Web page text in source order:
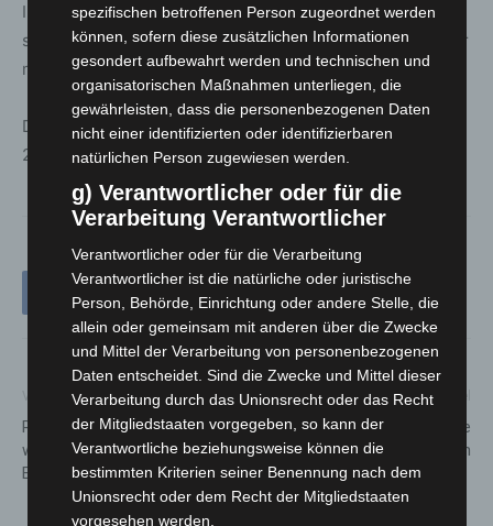
Im Not- und Krankheitsfall müssen die Menschen sich
sicher sein können, dass sie gut versorgt sind. Das ist für
mich eine Frage der Demokratie.“
Die nächste Hauptkonferenz findet am 2. und 3. Juni
2027 in Hessen statt
Vorheriger Artikel
Rolltreppen am Kröpcke
werden erneuert –
Einschränkungen bis Oktober
Nächster Artikel
15 Jahre DRK-Tagespflege
Langenhagen
spezifischen betroffenen Person zugeordnet werden
können, sofern diese zusätzlichen Informationen
gesondert aufbewahrt werden und technischen und
organisatorischen Maßnahmen unterliegen, die
gewährleisten, dass die personenbezogenen Daten
nicht einer identifizierten oder identifizierbaren
natürlichen Person zugewiesen werden.
g) Verantwortlicher oder für die
Verarbeitung Verantwortlicher
Verantwortlicher oder für die Verarbeitung
Verantwortlicher ist die natürliche oder juristische
Person, Behörde, Einrichtung oder andere Stelle, die
allein oder gemeinsam mit anderen über die Zwecke
und Mittel der Verarbeitung von personenbezogenen
Daten entscheidet. Sind die Zwecke und Mittel dieser
Verarbeitung durch das Unionsrecht oder das Recht
der Mitgliedstaaten vorgegeben, so kann der
Verantwortliche beziehungsweise können die
bestimmten Kriterien seiner Benennung nach dem
Unionsrecht oder dem Recht der Mitgliedstaaten
vorgesehen werden.